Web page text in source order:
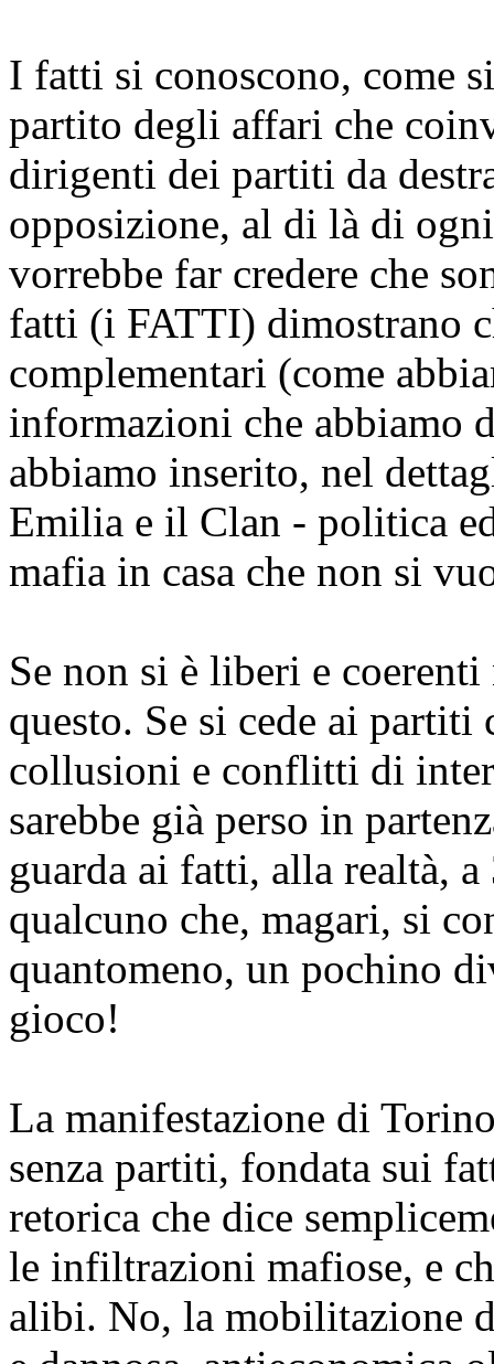
I fatti si conoscono, come
partito degli affari che
dirigenti dei partiti da
opposizione, al di là di
vorrebbe far credere che
fatti (i FATTI) dimostrano
complementari (come
informazioni che abbiamo
abbiamo inserito, nel
Emilia e il Clan - politica
mafia in casa che non si
Se non si è liberi e
questo. Se si cede ai
collusioni e conflitti di
sarebbe già perso in
guarda ai fatti, alla realtà,
qualcuno che, magari, si
quantomeno, un pochino
gioco!
La manifestazione di
senza partiti, fondata sui
retorica che dice
le infiltrazioni mafiose, e
alibi. No, la mobilitazione